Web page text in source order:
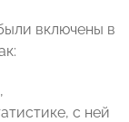
включены в
с ней